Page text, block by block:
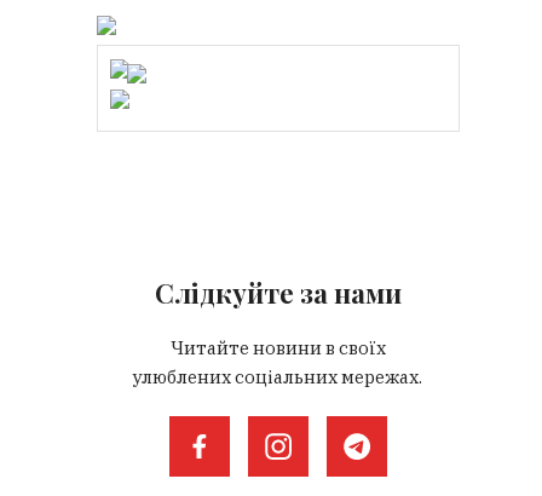
Слідкуйте за нами
Читайте новини в своїх
улюблених соціальних мережах.